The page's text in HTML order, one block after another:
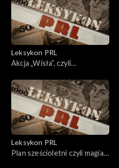
Leksykon PRL
Akcja „Wisła”, czyli
Leksykon PRL
Plan sześcioletni czyli magia